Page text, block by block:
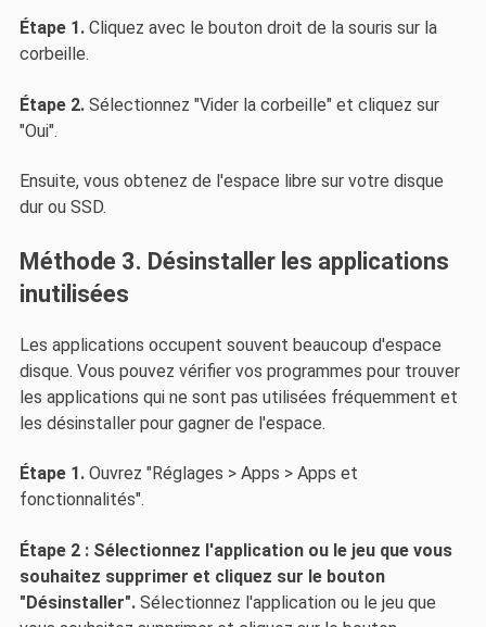
Étape 1.Cliquez avec le bouton droit de la souris sur la
corbeille.
Étape 2.Sélectionnez "Vider la corbeille" et cliquez sur
"Oui".
Ensuite, vous obtenez de l'espace libre sur votre disque
dur ou SSD.
Méthode 3. Désinstaller les applications
inutilisées
Les applications occupent souvent beaucoup d'espace
disque. Vous pouvez vérifier vos programmes pour trouver
les applications qui ne sont pas utilisées fréquemment et
les désinstaller pour gagner de l'espace.
Étape 1.Ouvrez "Réglages > Apps > Apps et
fonctionnalités".
Étape 2 : Sélectionnez l'application ou le jeu que vous
souhaitez supprimer et cliquez sur le bouton
"Désinstaller".Sélectionnez l'application ou le jeu que